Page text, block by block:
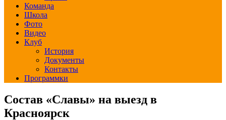
Команда
Школа
Фото
Видео
Клуб
История
Документы
Контакты
Программки
Состав «Славы» на выезд в
Красноярск